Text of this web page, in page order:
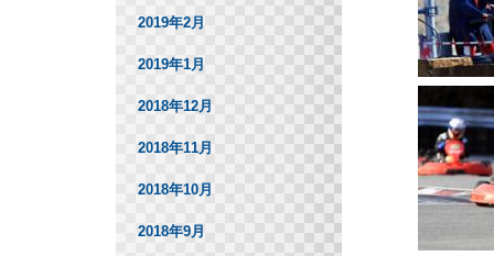
2019年2月
2019年1月
2018年12月
2018年11月
2018年10月
2018年9月